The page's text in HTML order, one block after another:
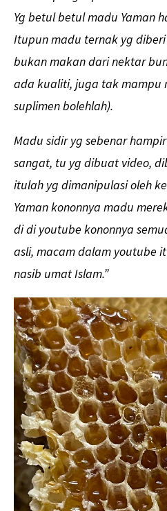
Yg betul betul madu Yaman
Itupun madu ternak yg
bukan makan dari nektar
ada kualiti, juga tak mampu
suplimen bolehlah).
Madu sidir yg sebenar
sangat, tu yg dibuat video,
itulah yg dimanipulasi oleh
Yaman kononnya madu
di di youtube kononnya
asli, macam dalam youtube
nasib umat Islam.”